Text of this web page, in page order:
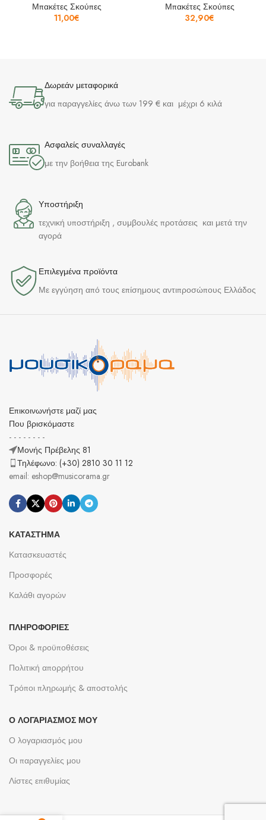
Μπακέτες Σκούπες
11,00€
Μπακέτες Σκούπες
32,90€
Δωρεάν μεταφορικά
για παραγγελίες άνω των 199 € και μέχρι 6 κιλά
Ασφαλείς συναλλαγές
με την βοήθεια της Eurobank
Υποστήριξη
τεχνική υποστήριξη , συμβουλές προτάσεις και μετά την
αγορά
Επιλεγμένα προϊόντα​
Με εγγύηση από τους επίσημους αντιπροσώπους Ελλάδος
Επικοινωνήστε μαζί μας
Που βρισκόμαστε
- - - - - - - -
Μονής Πρέβελης 81
Τηλέφωνο: (+30) 2810 30 11 12
email: eshop@musicorama.gr
ΚΑΤΆΣΤΗΜΑ
Κατασκευαστές
Προσφορές
Καλάθι αγορών
ΠΛΗΡΟΦΟΡΊΕΣ
Όροι & προϋποθέσεις
Πολιτική απορρήτου
Τρόποι πληρωμής & αποστολής
Ο ΛΟΓΑΡΙΑΣΜΌΣ ΜΟΥ
Ο λογαριασμός μου
Οι παραγγελίες μου
Λίστες επιθυμίας